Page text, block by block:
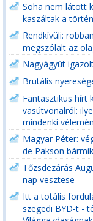
Soha nem látott
kaszáltak a
Rendkívüli:
megszólalt az
Nagyágyút
Brutális
Fantasztikus hírt
vasútvonalról:
mindenki
Magyar Péter:
de Pakson
Tőzsdezárás
nap vesztese
Itt a totális
szegedi BYD-t -